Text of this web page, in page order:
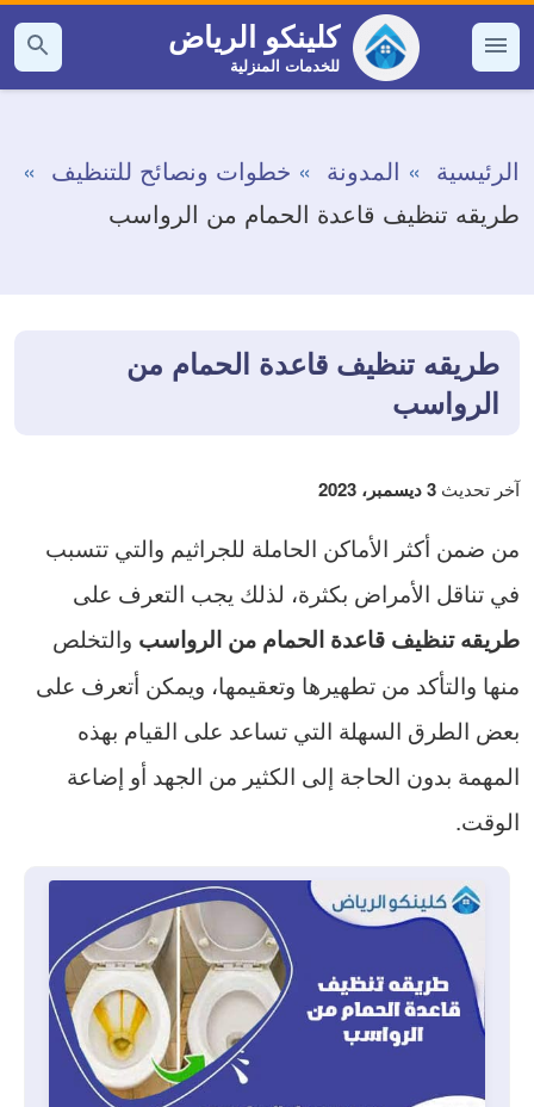
التجاوز
إلى القائمة
كلينكو الرياض
للخدمات المنزلية
بحث
عن
الرئيسية المدونة
خطوات ونصائح للتنظيف
طريقه تنظيف قاعدة الحمام من الرواسب
طريقه تنظيف قاعدة الحمام من
الرواسب
آخر تحديث 3 ديسمبر، 2023
من ضمن أكثر الأماكن الحاملة للجراثيم والتي تتسبب
في تناقل الأمراض بكثرة، لذلك يجب التعرف على
طريقه تنظيف قاعدة الحمام من الرواسب والتخلص
منها والتأكد من تطهيرها وتعقيمها، ويمكن أتعرف على
بعض الطرق السهلة التي تساعد على القيام بهذه
المهمة بدون الحاجة إلى الكثير من الجهد أو إضاعة
الوقت.